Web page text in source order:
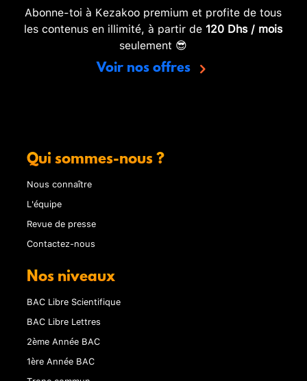
Abonne-toi à Kezakoo premium et profite de tous
les contenus en illimité, à partir de 120 Dhs / mois
seulement 😎
Voir nos offres
Qui sommes-nous ?
Nous connaître
L'équipe
Revue de presse
Contactez-nous
Nos niveaux
BAC Libre Scientifique
BAC Libre Lettres
2ème Année BAC
1ère Année BAC